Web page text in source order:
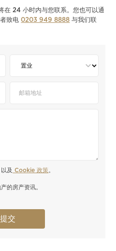
在 24 小时内与您联系。您也可以通
致电0203 949 8888 与我们联
以及 Cookie 政策。
的房产资讯。